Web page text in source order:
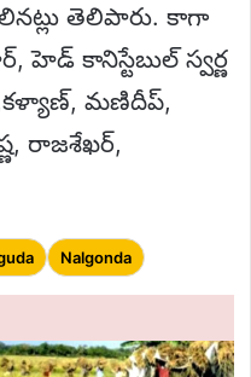
తెలిపారు. కాగా
హెడ్ కానిస్టేబుల్ స్వర్ణ
మణిదీప్,
రాజశేఖర్,
Nalgonda